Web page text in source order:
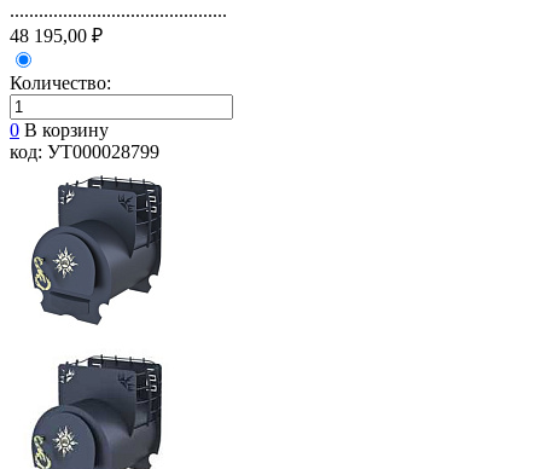
.............................................
48 195,00 ₽
Количество:
0 В корзину
код: УТ000028799